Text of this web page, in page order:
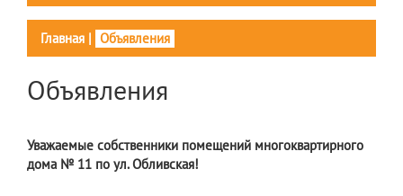
Главная | Объявления
Объявления
Уважаемые собственники помещений многоквартирного
дома № 11 по ул. Обливская!